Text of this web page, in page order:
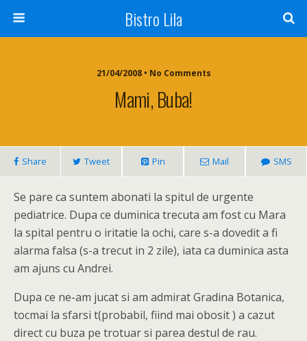
Bistro Lila
21/04/2008 • No Comments
Mami, Buba!
Share Tweet Pin Mail SMS
Se pare ca suntem abonati la spitul de urgente
pediatrice. Dupa ce duminica trecuta am fost cu Mara
la spital pentru o iritatie la ochi, care s-a dovedit a fi
alarma falsa (s-a trecut in 2 zile), iata ca duminica asta
am ajuns cu Andrei.
Dupa ce ne-am jucat si am admirat Gradina Botanica,
tocmai la sfarsi t(probabil, fiind mai obosit ) a cazut
direct cu buza pe trotuar si parea destul de rau.